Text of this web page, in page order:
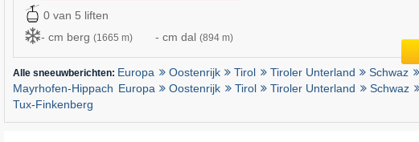
0 van 5 liften
- cm berg (1665 m) - cm dal (894 m)
Alle sneeuwberichten: Europa Oostenrijk Tirol Tiroler Unterland Schwaz
Mayrhofen-Hippach Europa Oostenrijk Tirol Tiroler Unterland Schwaz
Tux-Finkenberg